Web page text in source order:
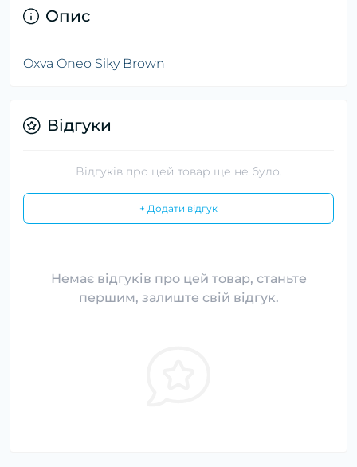
Опис
Oxva Oneo Siky Brown
Відгуки
Відгуків про цей товар ще не було.
+ Додати відгук
Немає відгуків про цей товар, станьте
першим, залиште свій відгук.